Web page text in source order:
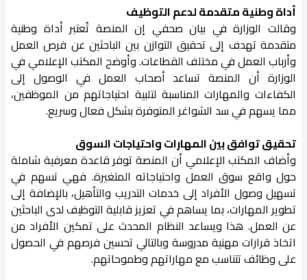
أداة وطنية متقدمة لدعم التوظيف
وقالت الوزارة في بيان صحفي إن المنصة تُعتبر أداة وطنية
متقدمة تهدف إلى تحقيق التوازن بين الباحثين عن فرص العمل
وأرباب العمل في مختلف القطاعات. وأوضح المكتب الإعلامي في
الوزارة أن المنصة تساعد أصحاب العمل في الوصول إلى
الكفاءات والمهارات المناسبة لتلبية احتياجاتهم من الموظفين،
مما يسهم في سد الشواغر المتوفرة بشكل فعال وسريع.
تحقيق توافق بين المهارات واحتياجات السوق
وأضاف المكتب الإعلامي أن المنصة توفر قاعدة معرفية شاملة
حول واقع سوق العمل واحتياجاته المتغيرة. فهي تسهم في
تسهيل وصول الأفراد إلى خدمات التدريب والتأهيل، بالإضافة إلى
تطوير المهارات، بما يساهم في تعزيز قابلية التوظيف لدى الباحثين
عن العمل. هذا ويساعد النظام المحدث على تمكين الأفراد من
اتخاذ قرارات مهنية مدروسة وبالتالي تحسين فرصهم في الحصول
على وظائف تتناسب مع مهاراتهم وطموحاتهم.